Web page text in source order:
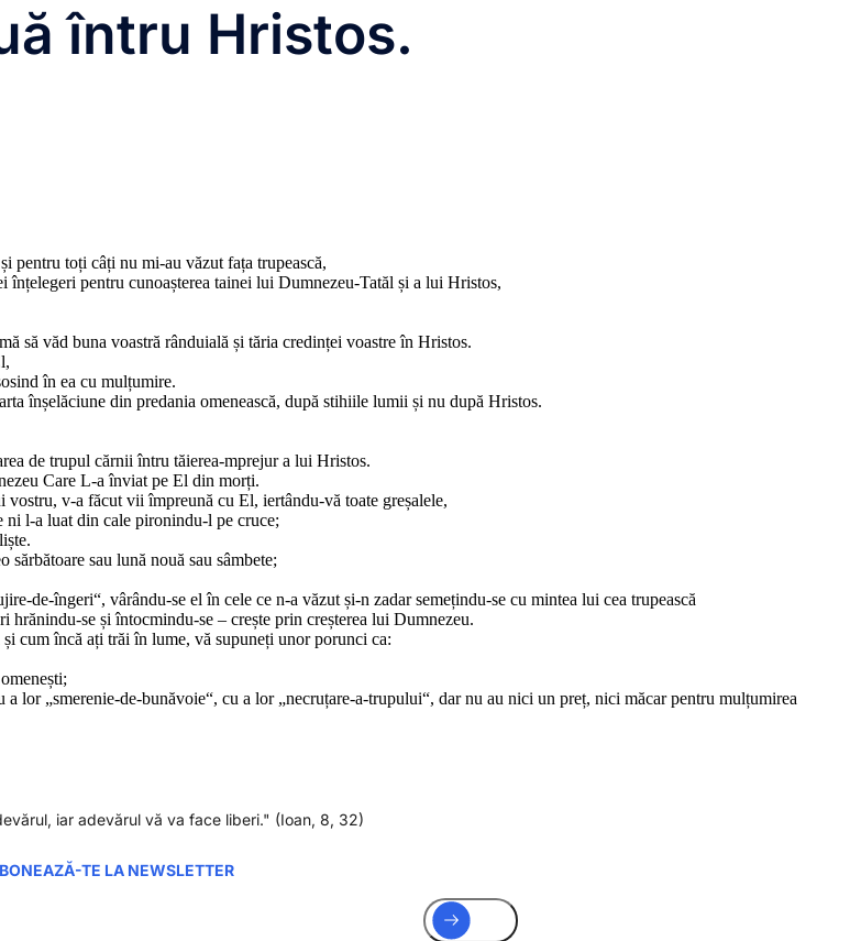
întru Hristos.
pentru toți câți nu mi-au văzut fața trupească,
pentru cunoașterea tainei lui Dumnezeu-Tatăl și a lui Hristos,
să văd buna voastră rânduială și tăria credinței voastre în Hristos.
în ea cu mulțumire.
înșelăciune din predania omenească, după stihiile lumii și nu după Hristos.
de trupul cărnii întru tăierea-mprejur a lui Hristos.
Care L-a înviat pe El din morți.
v-a făcut vii împreună cu El, iertându-vă toate greșalele,
ni l-a luat din cale pironindu-l pe cruce;
sau lună nouă sau sâmbete;
de-îngeri“, vârându-se el în cele ce n-a văzut și-n zadar semețindu-se cu mintea lui cea trupească
se și întocmindu-se – crește prin creșterea lui Dumnezeu.
cum încă ați trăi în lume, vă supuneți unor porunci ca:
lor „smerenie-de-bunăvoie“, cu a lor „necruțare-a-trupului“, dar nu au nici un preț, nici măcar pentru mulțumirea
iar adevărul vă va face liberi." (Ioan, 8, 32)
TE LA NEWSLETTER